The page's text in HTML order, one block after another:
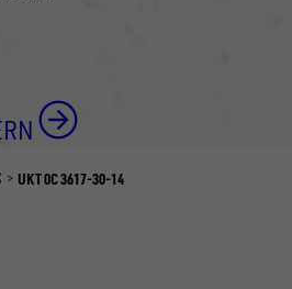
UKT 0C 3617-30-14